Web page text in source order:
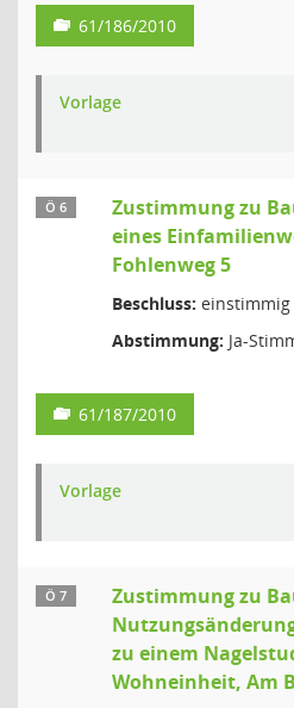
61/186/2010
Vorlage
Ö 6
Zustimmung zu
eines
Fohlenweg 5
Beschluss: einstimmig
Abstimmung: Ja-
61/187/2010
Vorlage
Ö 7
Zustimmung zu
zu einem
Wohneinheit, Am